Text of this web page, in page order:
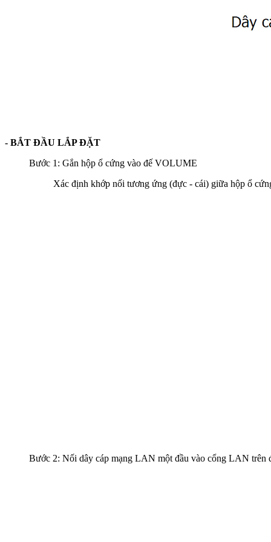
- BẮT ĐẦU LẮP ĐẶT
Bước 1: Gắn hộp ổ cứng vào đế VOLUME
Xác định khớp nối tương ứng (đực - cái) giữa hộp ổ
Bước 2: Nối dây cáp mạng LAN một đầu vào cổng LAN